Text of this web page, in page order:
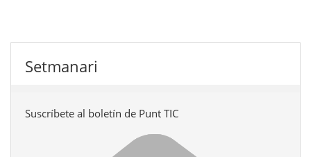
Setmanari
Suscríbete al boletín de Punt TIC